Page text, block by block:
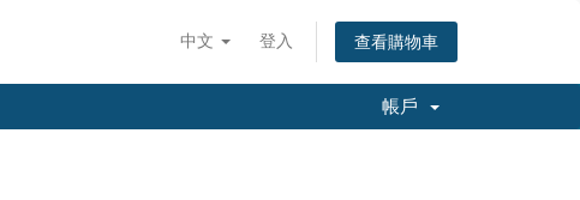
中文 登入 查看購物車
帳戶